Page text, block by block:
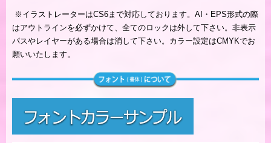
※ イラストレーターはCS6まで対応しております。AI・EPS形式の際
はアウトラインを必ずかけて、全てのロックは外して下さい。非表示
パスやレイヤーがある場合は消して下さい。カラー設定はCMYKでお
願いいたします。